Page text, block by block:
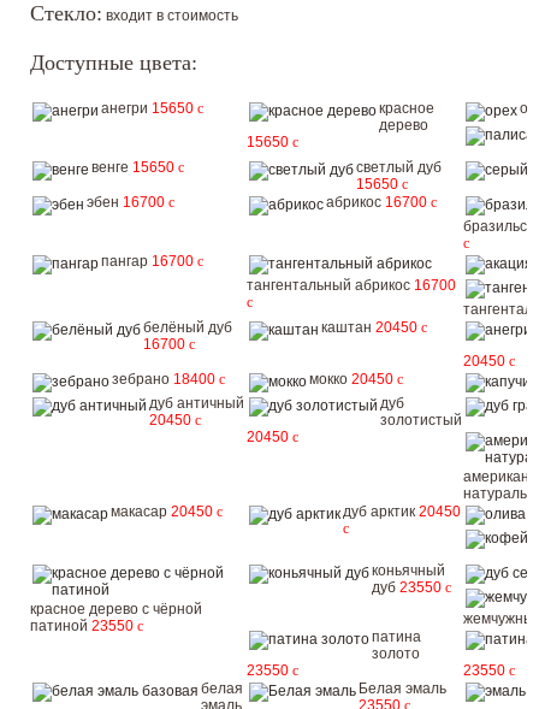
Стекло: входит в стоимость
Доступные цвета:
анегри 15650 c
красное
дерево
15650 c
венге 15650 c
светлый дуб
15650 c
эбен 16700 c абрикос 16700 c
c
пангар 16700 c
тангентальный абрикос 16700
c
белёный дуб
16700 c
каштан 20450 c
20450 c
зебрано 18400 c мокко 20450 c
дуб античный
20450 c
дуб
золотистый
20450 c
макасар 20450 c дуб арктик 20450
c
красное дерево с чёрной
патиной 23550 c
коньячный
дуб 23550 c
патина
золото
23550 c 23550 c
белая
эмаль
Белая эмаль
23550 c